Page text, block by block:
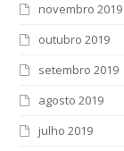
novembro 2019
outubro 2019
setembro 2019
agosto 2019
julho 2019